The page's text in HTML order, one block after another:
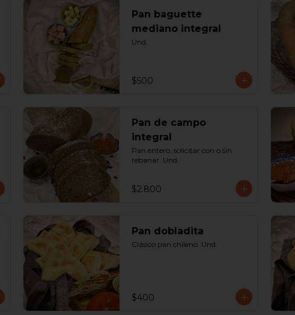
Pan baguette
mediano integral
Und.
$500
Pan de campo
integral
Pan entero, solicitar con o sin
rebanar. Und.
$2.800
Pan dobladita
Clásico pan chileno. Und.
$400